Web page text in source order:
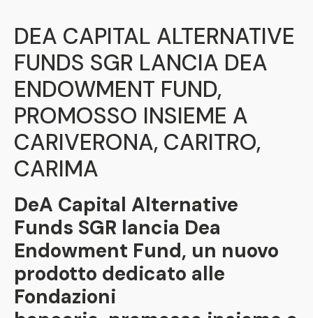
DEA CAPITAL ALTERNATIVE
FUNDS SGR LANCIA DEA
ENDOWMENT FUND,
PROMOSSO INSIEME A
CARIVERONA, CARITRO,
CARIMA
DeA Capital Alternative
Funds SGR lancia Dea
Endowment Fund, un nuovo
prodotto dedicato alle
Fondazioni